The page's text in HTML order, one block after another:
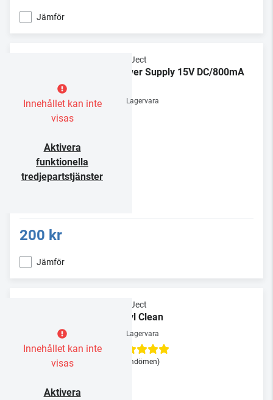
Jämför
Innehållet kan inte
visas
Aktivera
funktionella
tredjepartstjänster
Pro-Ject
Power Supply 15V DC/800mA
Lagervara
200 kr
Jämför
Innehållet kan inte
visas
Aktivera
Pro-Ject
Vinyl Clean
Lagervara
(2 omdömen)